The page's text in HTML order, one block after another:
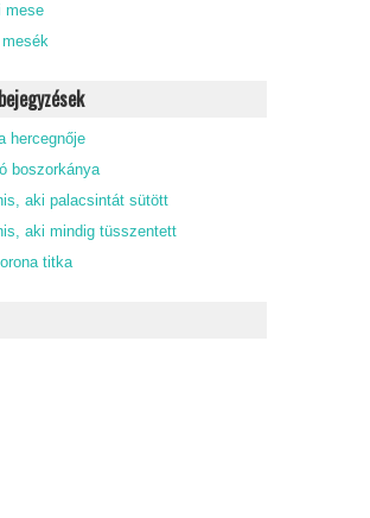
mese
hercegnője
boszorkánya
aki palacsintát sütött
aki mindig tüsszentett
titka